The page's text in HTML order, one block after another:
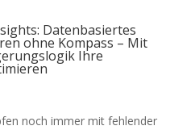
Datenbasiertes
ohne Kompass – Mit
Ihre
noch immer mit fehlender